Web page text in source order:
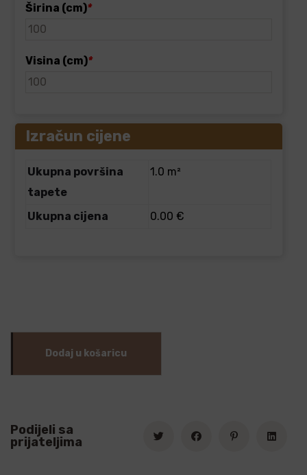
Širina (cm)*
Visina (cm)*
Izračun cijene
Ukupna površina
tapete
1.0 m²
Ukupna cijena 0.00 €
Dodaj u košaricu
Podijeli sa
prijateljima